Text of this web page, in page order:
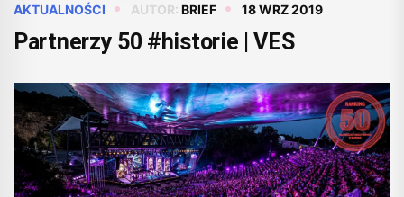
AKTUALNOŚCI AUTOR: BRIEF 18 WRZ 2019
Partnerzy 50 #historie | VES